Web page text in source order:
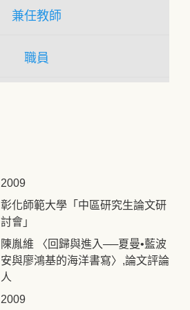
兼任教師
職員
2009
彰化師範大學「中區研究生論文研
討會」
陳胤維 〈回歸與進入──夏曼•藍波
安與廖鴻基的海洋書寫〉,論文評論
人
2009